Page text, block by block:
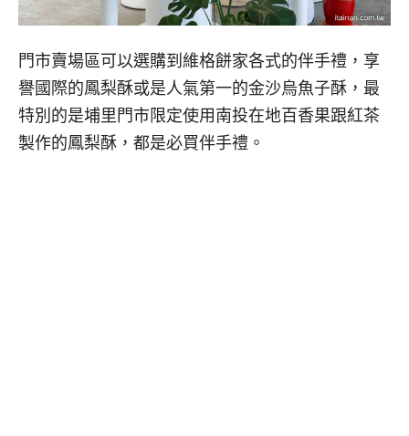
門市賣場區可以選購到維格餅家各式的伴手禮，享
譽國際的鳳梨酥或是人氣第一的金沙烏魚子酥，最
特別的是埔里門市限定使用南投在地百香果跟紅茶
製作的鳳梨酥，都是必買伴手禮。